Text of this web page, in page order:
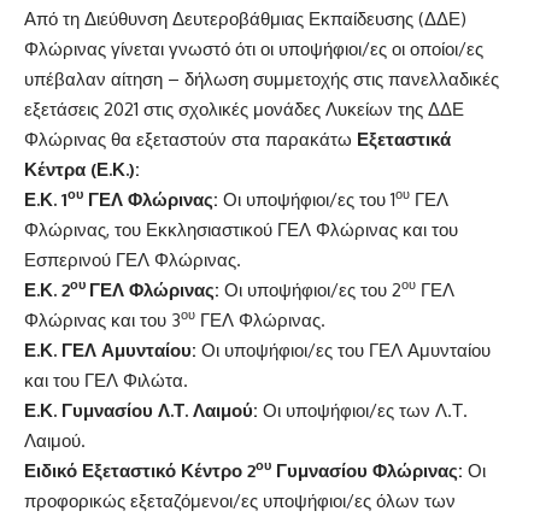
Από τη Διεύθυνση Δευτεροβάθμιας Εκπαίδευσης (ΔΔΕ)
Φλώρινας γίνεται γνωστό ότι οι υποψήφιοι/ες οι οποίοι/ες
υπέβαλαν αίτηση – δήλωση συμμετοχής στις πανελλαδικές
εξετάσεις 2021 στις σχολικές μονάδες Λυκείων της ΔΔΕ
Φλώρινας θα εξεταστούν στα παρακάτω Εξεταστικά
Κέντρα (Ε.Κ.):
Ε.Κ. 1ου ΓΕΛ Φλώρινας: Οι υποψήφιοι/ες του 1ου ΓΕΛ
Φλώρινας, του Εκκλησιαστικού ΓΕΛ Φλώρινας και του
Εσπερινού ΓΕΛ Φλώρινας.
Ε.Κ. 2ου ΓΕΛ Φλώρινας: Οι υποψήφιοι/ες του 2ου ΓΕΛ
Φλώρινας και του 3ου ΓΕΛ Φλώρινας.
Ε.Κ. ΓΕΛ Αμυνταίου: Οι υποψήφιοι/ες του ΓΕΛ Αμυνταίου
και του ΓΕΛ Φιλώτα.
Ε.Κ. Γυμνασίου Λ.Τ. Λαιμού: Οι υποψήφιοι/ες των Λ.Τ.
Λαιμού.
Ειδικό Εξεταστικό Κέντρο 2ου Γυμνασίου Φλώρινας: Οι
προφορικώς εξεταζόμενοι/ες υποψήφιοι/ες όλων των